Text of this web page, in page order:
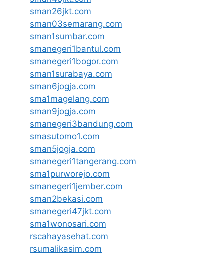
sman26jkt.com
sman03semarang.com
sman1sumbar.com
smanegeri1bantul.com
smanegeri1bogor.com
sman1surabaya.com
sman6jogja.com
sma1magelang.com
sman9jogja.com
smanegeri3bandung.com
smasutomo1.com
sman5jogja.com
smanegeri1tangerang.com
sma1purworejo.com
smanegeri1jember.com
sman2bekasi.com
smanegeri47jkt.com
sma1wonosari.com
rscahayasehat.com
rsumalikasim.com